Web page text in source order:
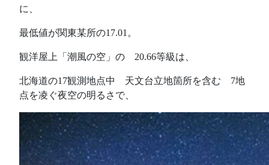
に、
最低値が関東某所の17.01。
観洋屋上「潮風の空」の 20.66等級は、
北海道の17観測地点中 天文台立地箇所を含む 7地
点を凌ぐ夜空の明るさで、